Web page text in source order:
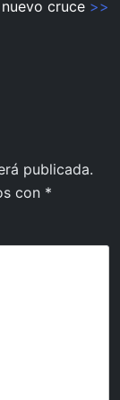
nuevo cruce >>
publicada.
con *